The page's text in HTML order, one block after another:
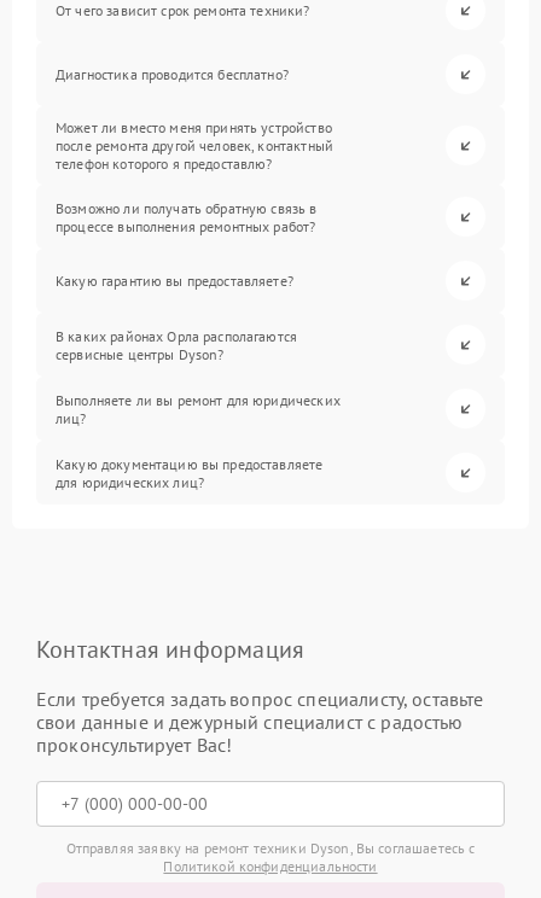
От чего зависит срок ремонта техники?
Диагностика проводится бесплатно?
Может ли вместо меня принять устройство
после ремонта другой человек, контактный
телефон которого я предоставлю?
Возможно ли получать обратную связь в
процессе выполнения ремонтных работ?
Какую гарантию вы предоставляете?
В каких районах Орла располагаются
сервисные центры Dyson?
Выполняете ли вы ремонт для юридических
лиц?
Какую документацию вы предоставляете
для юридических лиц?
Контактная информация
Если требуется задать вопрос специалисту, оставьте
свои данные и дежурный специалист с радостью
проконсультирует Вас!
Отправляя заявку на ремонт техники Dyson, Вы соглашаетесь с
Политикой конфиденциальности